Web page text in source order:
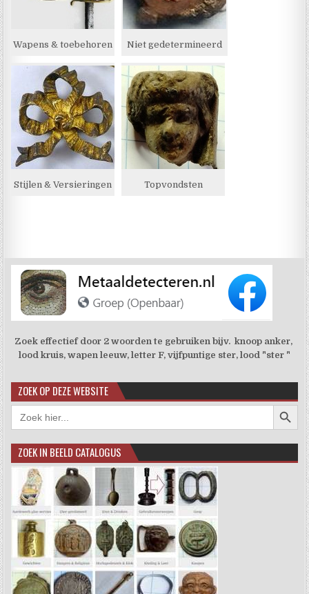
Wapens & toebehoren Niet gedetermineerd
Stijlen & Versieringen Topvondsten
Zoek effectief door 2 woorden te gebruiken bijv. knoop anker,
lood kruis, wapen leeuw, letter F, vijfpuntige ster, lood "ster "
ZOEK OP DEZE WEBSITE
Zoek
naar:
ZOEK IN BEELD CATALOGUS